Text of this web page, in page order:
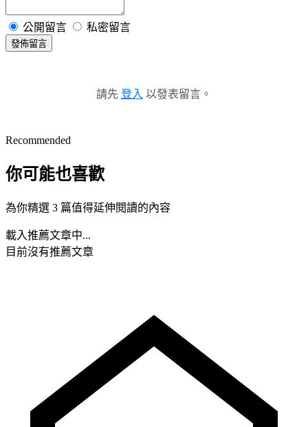
公開留言 私密留言
發佈留言
請先 登入 以發表留言。
Recommended
你可能也喜歡
為你精選 3 篇值得延伸閱讀的內容
載入推薦文章中...
目前沒有推薦文章